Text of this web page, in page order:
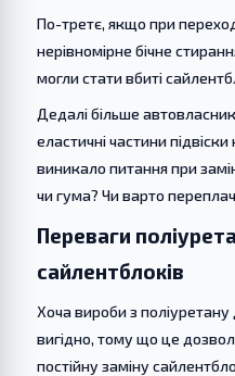
По-третє, якщо при
нерівномірне бічне
могли стати вбиті
Дедалі більше
еластичні частини
виникало питання при
чи гума? Чи варто
Переваги
сайлентблоків
Хоча вироби з поліуретану
вигідно, тому що це
постійну заміну